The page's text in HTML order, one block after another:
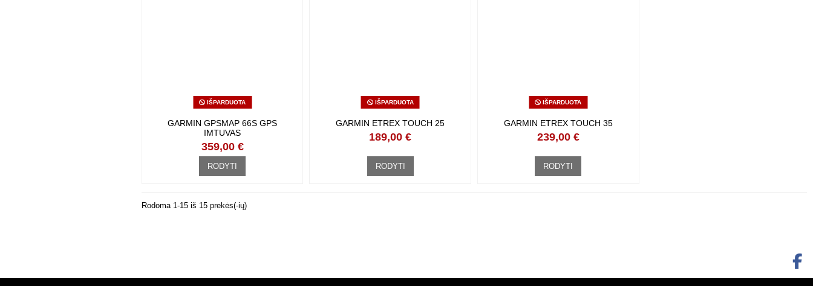
IŠPARDUOTA
GARMIN GPSMAP 66S GPS IMTUVAS
359,00 €
RODYTI
IŠPARDUOTA
GARMIN ETREX TOUCH 25
189,00 €
RODYTI
IŠPARDUOTA
GARMIN ETREX TOUCH 35
239,00 €
RODYTI